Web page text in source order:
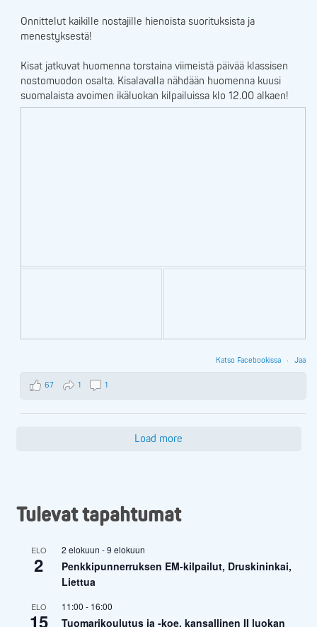
Onnittelut kaikille nostajille hienoista suorituksista ja
menestyksestä!
Kisat jatkuvat huomenna torstaina viimeistä päivää klassisen
nostomuodon osalta. Kisalavalla nähdään huomenna kuusi
suomalaista avoimen ikäluokan kilpailuissa klo 12.00 alkaen!
Katso Facebookissa · Jaa
67 1 1
Load more
Tulevat tapahtumat
ELO
2
2 elokuun -9 elokuun
Penkkipunnerruksen EM-kilpailut, Druskininkai,
Liettua
ELO
15
11:00 - 16:00
Tuomarikoulutus ja -koe, kansallinen II luokan